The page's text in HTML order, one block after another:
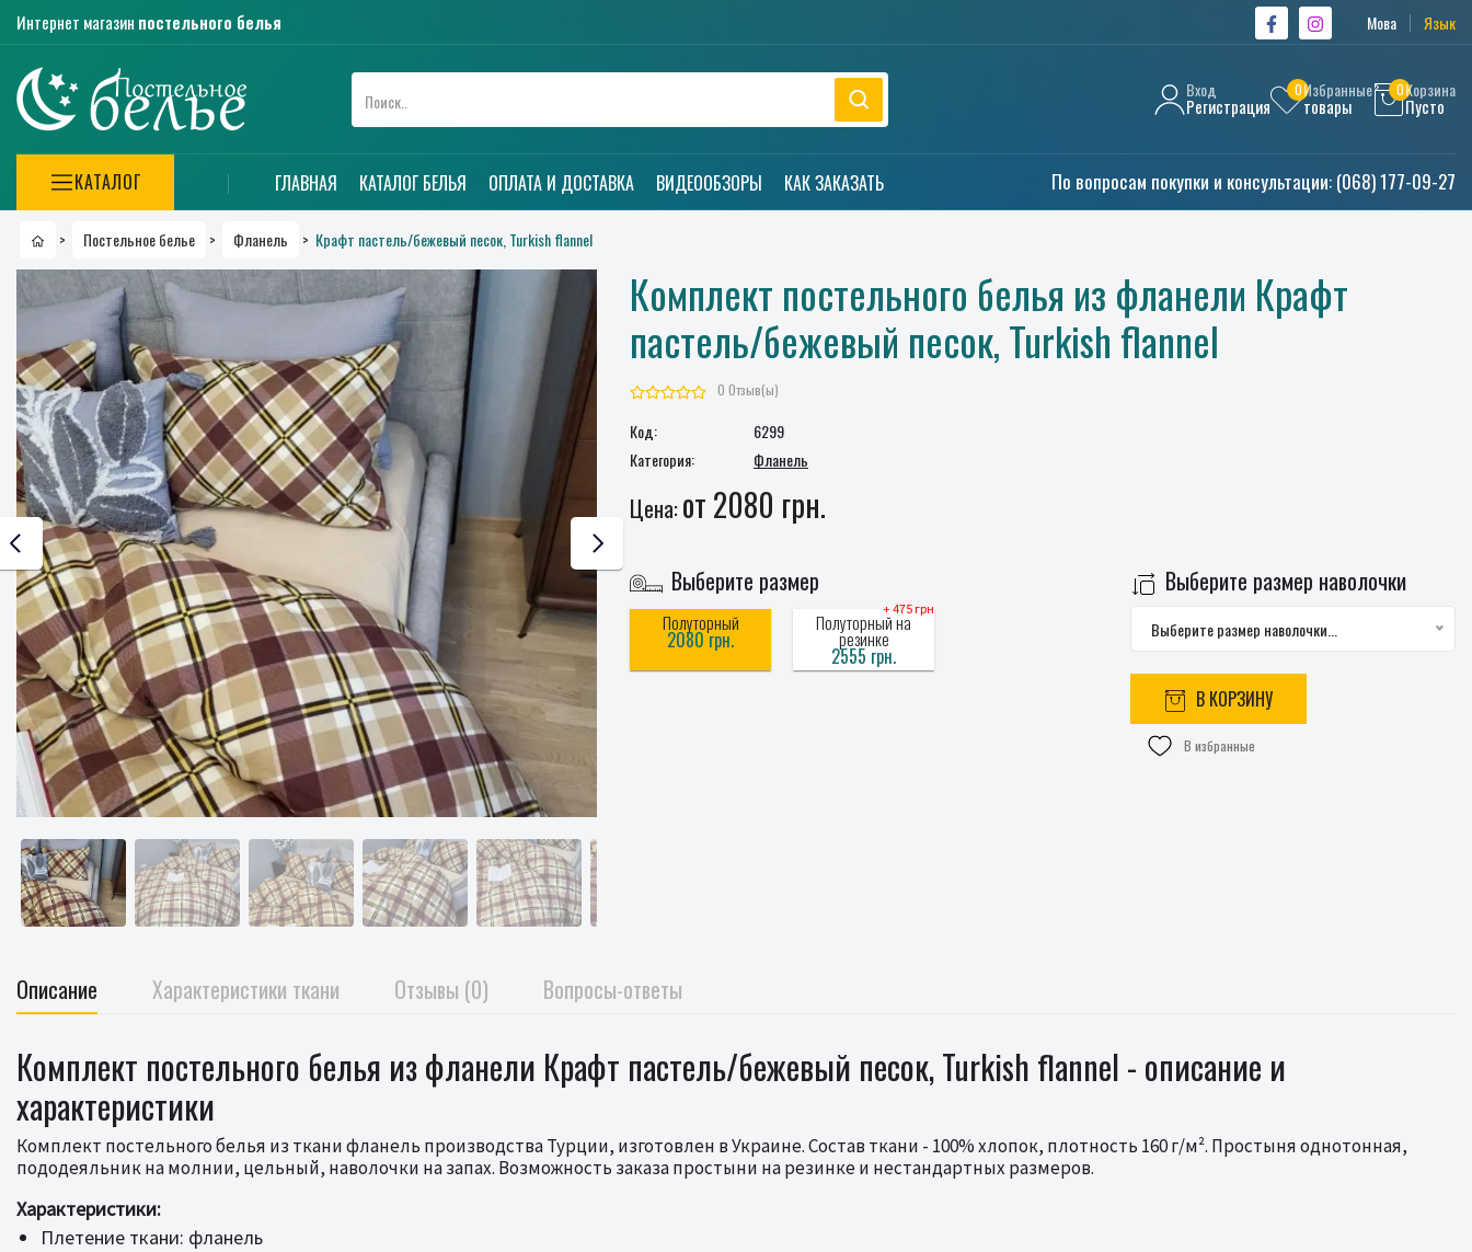
Интернет магазин постельного белья Мова Язык
Вход
Регистрация
0Избранные
товары
0Корзина
Пусто
КАТАЛОГ ГЛАВНАЯ КАТАЛОГ БЕЛЬЯ ОПЛАТА И ДОСТАВКА ВИДЕООБЗОРЫ КАК ЗАКАЗАТЬ По вопросам покупки и консультации: (068) 177-09-27
> Постельное белье > Фланель > Крафт пастель/бежевый песок, Turkish flannel
Комплект постельного белья из фланели Крафт
пастель/бежевый песок, Turkish flannel
0 Отзыв(ы)
Код:
6299
Категория:
Фланель
Цена:от 2080 грн.
Выберите размер
Полуторный
2080 грн.
+ 475 грн
Полуторный на
резинке
2555 грн.
Выберите размер наволочки
Выберите размер наволочки...
В КОРЗИНУ
В избранные
Описание Характеристики ткани Отзывы (0) Вопросы-ответы
Комплект постельного белья из фланели Крафт пастель/бежевый песок, Turkish flannel - описание и
характеристики
Комплект постельного белья из ткани фланель производства Турции, изготовлен в Украине. Состав ткани - 100% хлопок, плотность 160 г/м². Простыня однотонная,
пододеяльник на молнии, цельный, наволочки на запах. Возможность заказа простыни на резинке и нестандартных размеров.
Характеристики:
Плетение ткани: фланель